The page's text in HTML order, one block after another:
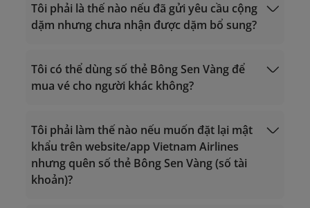
khác
cho hội viên Triệu Dặm, Bạch Kim, Vàng):
trong vòng 2 ngày làm việc tính từ ngày
cho hội viên Titan, Bạc, Đăng ký): trong
vòng 3 ngày làm việc tính từ ngày bay.
Tìm hiểu thêmSử dụng dặm.
Giờ hoạt động 24/7
Gọi trong lãnh thổ Việt Nam: 1900 1800
Gọi từ nước ngoài về Việt Nam: +84 24
38320320
Email:
Tôi phải là thế nào nếu đã gửi yêu cầu cộng
dặm nhưng chưa nhận được dặm bổ sung?
Gọi trong lãnh thổ Việt Nam: 1900 1800
Gọi từ nước ngoài về Việt Nam: +84 24
38320320
Email:
Tôi có thể dùng số thẻ Bông Sen Vàng để
mua vé cho người khác không?
Tôi phải làm thế nào nếu muốn đặt lại mật
khẩu trên website/app Vietnam Airlines
nhưng quên số thẻ Bông Sen Vàng (số tài
khoản)?